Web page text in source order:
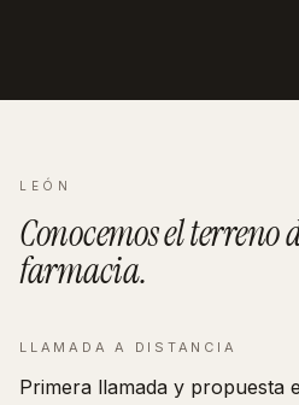
LEÓN
Conocemos el terreno
farmacia.
LLAMADA A DISTANCIA
Primera llamada y propuesta